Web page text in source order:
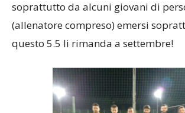
pareggi e 12 ko. Segnali
soprattutto da alcuni giovani di
(allenatore compreso) emersi
questo 5.5 li rimanda a settembre!